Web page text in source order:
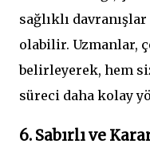
sağlıklı
olabilir. Uzmanlar,
belirleyerek, hem
süreci daha kolay
6. Sabırlı ve